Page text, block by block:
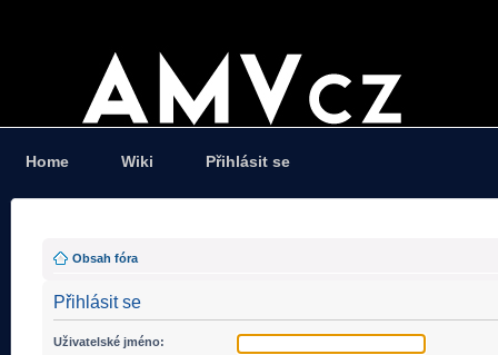
Home Wiki Přihlásit se
Obsah fóra
Přihlásit se
Uživatelské jméno: